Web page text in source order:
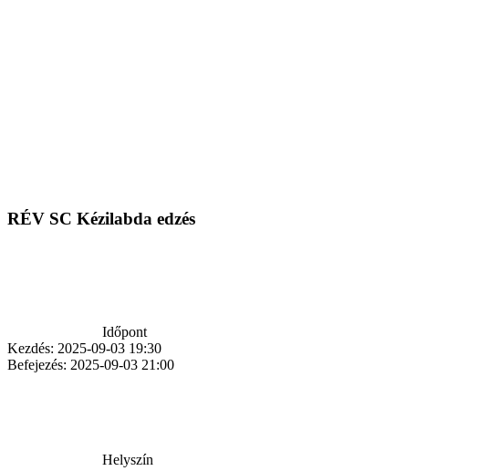
RÉV SC Kézilabda edzés
Időpont
Kezdés: 2025-09-03 19:30
Befejezés: 2025-09-03 21:00
Helyszín